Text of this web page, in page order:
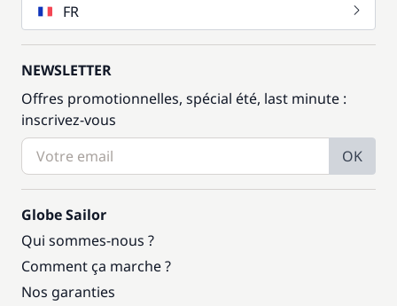
FR
NEWSLETTER
Offres promotionnelles, spécial été, last minute :
inscrivez-vous
OK
Globe Sailor
Qui sommes-nous ?
Comment ça marche ?
Nos garanties